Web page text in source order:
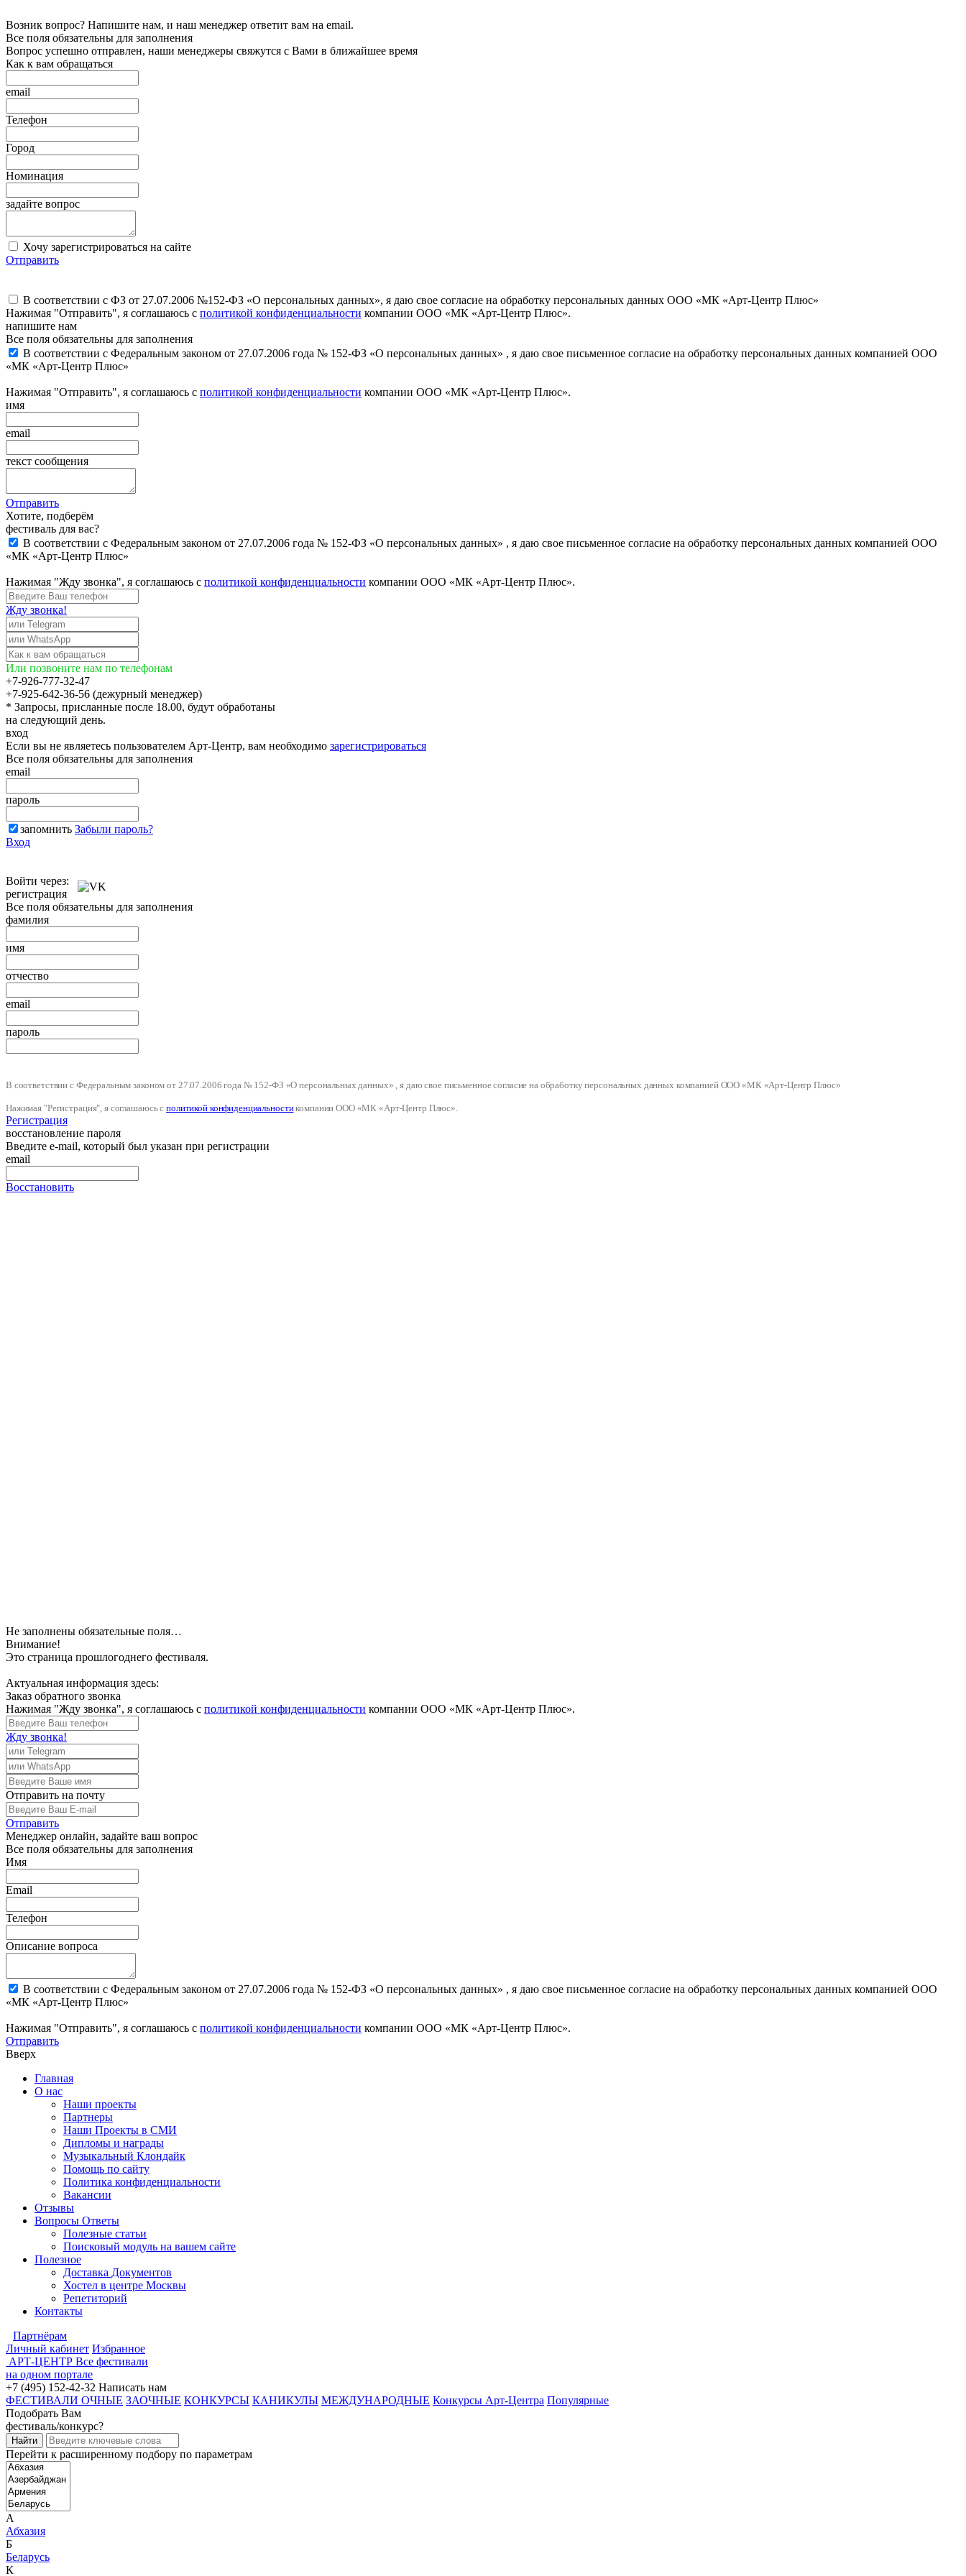
Возник вопрос? Напишите нам, и наш менеджер ответит вам на email.
Все поля обязательны для заполнения
Вопрос успешно отправлен, наши менеджеры свяжутся с Вами в ближайшее время
Как к вам обращаться
email
Телефон
Город
Номинация
задайте вопрос
Хочу зарегистрироваться на сайте
Отправить
В соответствии с ФЗ от 27.07.2006 №152-ФЗ «О персональных данных», я даю свое согласие на обработку персональных данных ООО «МК «Арт-Центр Плюс»
Нажимая "Отправить", я соглашаюсь с политикой конфиденциальности компании ООО «МК «Арт-Центр Плюс».
напишите нам
Все поля обязательны для заполнения
В соответствии с Федеральным законом от 27.07.2006 года № 152-ФЗ «О персональных данных» , я даю свое письменное согласие на обработку персональных данных компанией ООО
«МК «Арт-Центр Плюс»
Нажимая "Отправить", я соглашаюсь с политикой конфиденциальности компании ООО «МК «Арт-Центр Плюс».
имя
email
текст сообщения
Отправить
Хотите, подберём
фестиваль для вас?
В соответствии с Федеральным законом от 27.07.2006 года № 152-ФЗ «О персональных данных» , я даю свое письменное согласие на обработку персональных данных компанией ООО
«МК «Арт-Центр Плюс»
Нажимая "Жду звонка", я соглашаюсь с политикой конфиденциальности компании ООО «МК «Арт-Центр Плюс».
Жду звонка!
Или позвоните нам по телефонам
+7-926-777-32-47
+7-925-642-36-56 (дежурный менеджер)
* Запросы, присланные после 18.00, будут обработаны
на следующий день.
вход
Если вы не являетесь пользователем Арт-Центр, вам необходимо зарегистрироваться
Все поля обязательны для заполнения
email
пароль
запомнить Забыли пароль?
Вход
Войти через:
регистрация
Все поля обязательны для заполнения
фамилия
имя
отчество
email
пароль
В соответствии с Федеральным законом от 27.07.2006 года № 152-ФЗ «О персональных данных» , я даю свое письменное согласие на обработку персональных данных компанией ООО «МК «Арт-Центр Плюс»
Нажимая "Регистрация", я соглашаюсь сполитикой конфиденциальностикомпании ООО «МК «Арт-Центр Плюс».
Регистрация
восстановление пароля
Введите e-mail, который был указан при регистрации
email
Восстановить
Не заполнены обязательные поля…
Внимание!
Это страница прошлогоднего фестиваля.
Актуальная информация здесь:
Заказ обратного звонка
Нажимая "Жду звонка", я соглашаюсь с политикой конфиденциальности компании ООО «МК «Арт-Центр Плюс».
Жду звонка!
Отправить на почту
Отправить
Менеджер онлайн, задайте ваш вопрос
Все поля обязательны для заполнения
Имя
Email
Телефон
Описание вопроса
В соответствии с Федеральным законом от 27.07.2006 года № 152-ФЗ «О персональных данных» , я даю свое письменное согласие на обработку персональных данных компанией ООО
«МК «Арт-Центр Плюс»
Нажимая "Отправить", я соглашаюсь с политикой конфиденциальности компании ООО «МК «Арт-Центр Плюс».
Отправить
Вверх
Главная
О нас
Наши проекты
Партнеры
Наши Проекты в СМИ
Дипломы и награды
Музыкальный Клондайк
Помощь по сайту
Политика конфиденциальности
Вакансии
Отзывы
Вопросы Ответы
Полезные статьи
Поисковый модуль на вашем сайте
Полезное
Доставка Документов
Хостел в центре Москвы
Репетиторий
Контакты
Партнёрам
Личный кабинет Избранное
АРТ-ЦЕНТР Все фестивали
на одном портале
+7 (495) 152-42-32 Написать нам
ФЕСТИВАЛИ ОЧНЫЕ ЗАОЧНЫЕ КОНКУРСЫ КАНИКУЛЫ МЕЖДУНАРОДНЫЕ Конкурсы Арт-Центра Популярные
Подобрать Вам
фестиваль/конкурс?
Перейти к расширенному подбору по параметрам
А
Абхазия
Б
Беларусь
К